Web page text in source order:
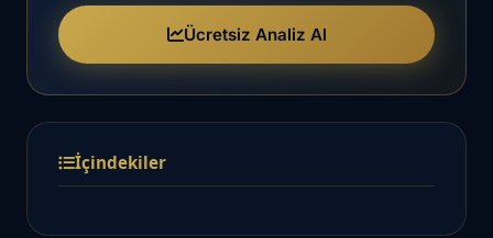
Ücretsiz Analiz Al
İçindekiler